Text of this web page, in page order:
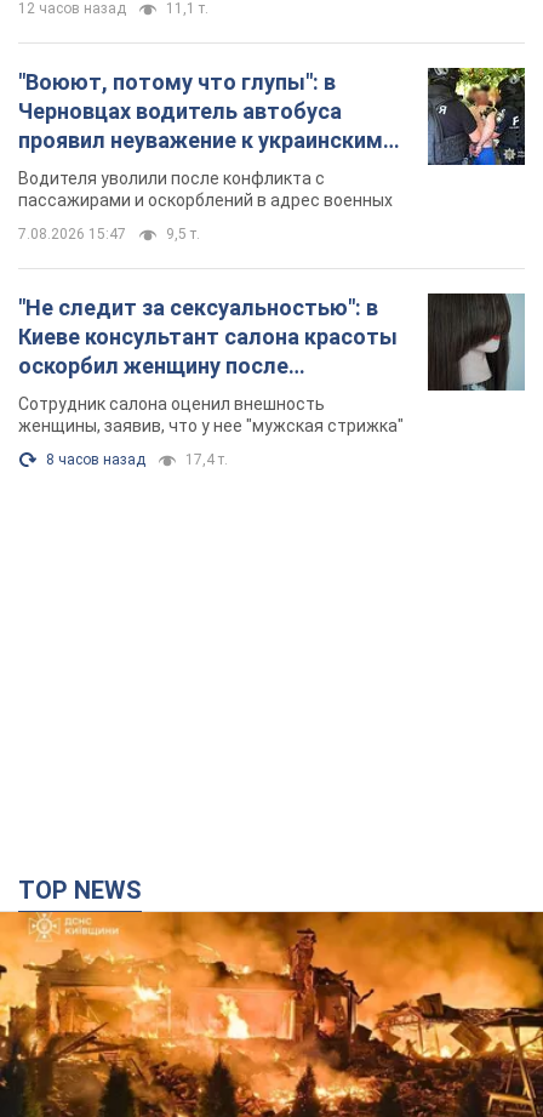
"Не следит за сексуальностью": в
Киеве консультант салона красоты
оскорбил женщину после
химиотерапии, разгорелся скандал.
Фото
женщины, заявив, что у нее "мужская стрижка"
Россия ударила по Киевщине дронами: погибли
трое людей, среди них – ребенок. Фото
Также есть пострадавшие из-за атаки врага
2 часа назад 23,8 т.